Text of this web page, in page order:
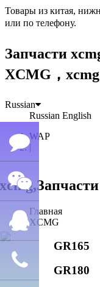
Товары из китая,
или по телефону.
Запчасти
XCMG，
Russian
Russian English
WAP
|
Главная
XCMG
GR165
GR180
Семён
лю
WeChat
QQ